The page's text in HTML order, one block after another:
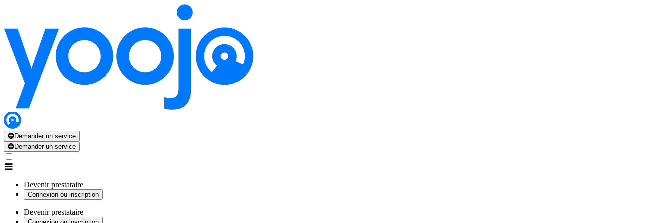
Demander un service
Demander un service
Devenir prestataire
Connexion ou inscription
Devenir prestataire